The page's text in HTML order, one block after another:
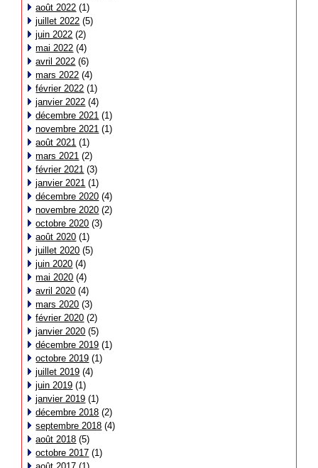
août 2022 (1)
juillet 2022 (5)
juin 2022 (2)
mai 2022 (4)
avril 2022 (6)
mars 2022 (4)
février 2022 (1)
janvier 2022 (4)
décembre 2021 (1)
novembre 2021 (1)
août 2021 (1)
mars 2021 (2)
février 2021 (3)
janvier 2021 (1)
décembre 2020 (4)
novembre 2020 (2)
octobre 2020 (3)
août 2020 (1)
juillet 2020 (5)
juin 2020 (4)
mai 2020 (4)
avril 2020 (4)
mars 2020 (3)
février 2020 (2)
janvier 2020 (5)
décembre 2019 (1)
octobre 2019 (1)
juillet 2019 (4)
juin 2019 (1)
janvier 2019 (1)
décembre 2018 (2)
septembre 2018 (4)
août 2018 (5)
octobre 2017 (1)